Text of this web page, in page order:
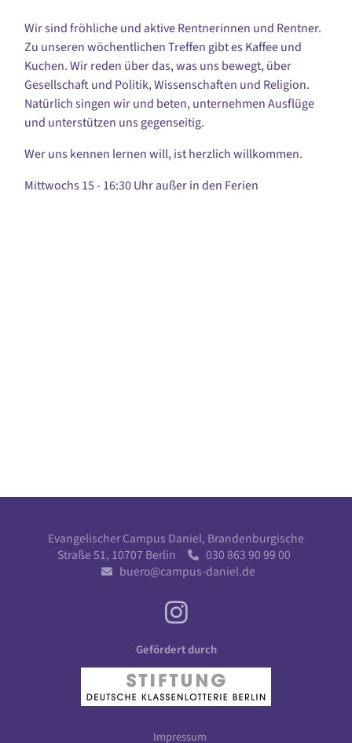
Wir sind fröhliche und aktive Rentnerinnen und Rentner.
Zu unseren wöchentlichen Treffen gibt es Kaffee und
Kuchen. Wir reden über das, was uns bewegt, über
Gesellschaft und Politik, Wissenschaften und Religion.
Natürlich singen wir und beten, unternehmen Ausflüge
und unterstützen uns gegenseitig.
Wer uns kennen lernen will, ist herzlich willkommen.
Mittwochs 15 - 16:30 Uhr außer in den Ferien
Evangelischer Campus Daniel, Brandenburgische
Straße 51, 10707 Berlin
030 863 90 99 00
 buero@campus-daniel.de
Gefördert durch
Impressum